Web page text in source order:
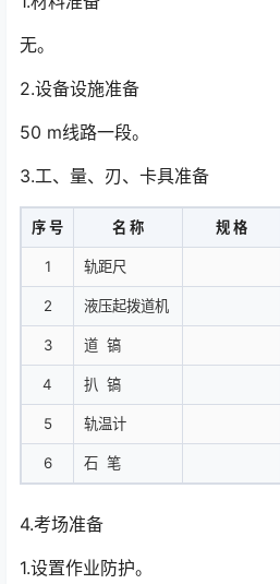
无。
2.设备设施准备
50 m线路一段。
3.工、量、刃、卡具准备
序 号 名 称 规 格
1 轨距尺
2 液压起拨道机
3 道 镐
4 扒 镐
5 轨温计
6 石 笔
4.考场准备
1.设置作业防护。